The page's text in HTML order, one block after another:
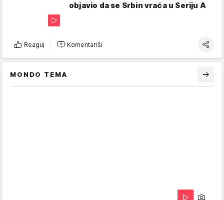
objavio da se Srbin vraća u Seriju A
Reaguj Komentariši
MONDO TEMA